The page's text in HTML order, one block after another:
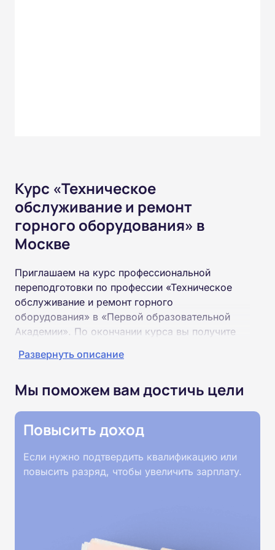
Курс «Техническое
обслуживание и ремонт
горного оборудования» в
Москве
Приглашаем на курс профессиональной
переподготовки по профессии «Техническое
обслуживание и ремонт горного
оборудования» в «Первой образовательной
Академии». По окончании курса вы получите
ремонт горного оборудования»
базе высшего или среднего профессионального
образования (ВУЗ, колледж, техникум).
Обучение проводится дистанционно на
собственной интернет-платформе Академии.
полученной профессии высылаются в ваш
Развернуть описание
Мы поможем вам достичь цели
Повысить доход
Если нужно подтвердить квалификацию или
повысить разряд, чтобы увеличить зарплату.